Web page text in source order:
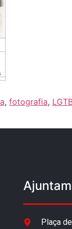
, fotografia,
Plaça